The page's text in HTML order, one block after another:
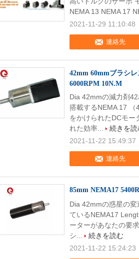
連絡先
NEMA 13 NEMA 17
2021-11-29 11:10:48
42mm 60mmブラシ
6000RPM 10N.M
連絡先
Dia 42mmの減力剤
搭載するNEMA 17
をかけられたDCモー
れた効率...
続きを読
2021-11-22 15:49:37
85mm NEMA17
Dia 42mmの惑星の
ているNEMA17
ーターがあなたの要
シ...
続きを読む
2021-11-22 15:24:23